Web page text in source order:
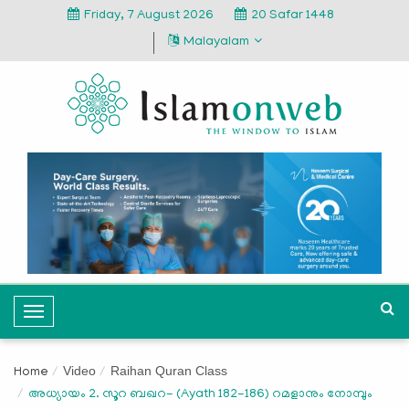
Friday, 7 August 2026
20 Safar 1448
Malayalam
T
o
g
l
Home Video Raihan Quran Class
അധ്യായം 2. സൂറ ബഖറ- (Ayath 182-186) റമളാനും നോമ്പും